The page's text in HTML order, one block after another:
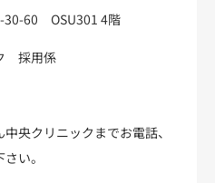
30-60 OSU301 4階
採用係
央クリニックまでお電話、
い。